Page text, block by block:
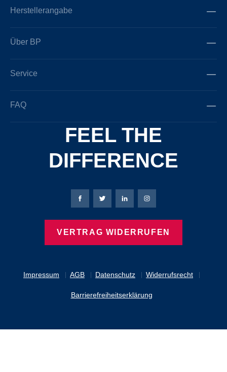
Herstellerangabe
Über BP
Service
FAQ
FEEL THE
DIFFERENCE
Impressum AGB Datenschutz Widerrufsrecht
Barrierefreiheitserklärung
Bierbaum-Proenen Facebook-Seite
Bierbaum-Proenen Twitter Seite
Bierbaum-Proenen LinkedIn
Bierbaum-Proenen
VERTRAG WIDERRUFEN